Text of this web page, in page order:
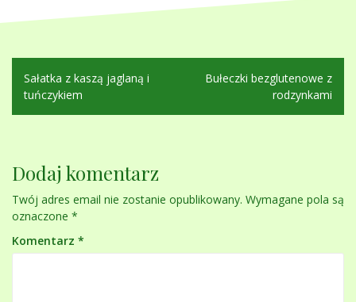
Nawigacja
wpisu
Sałatka z kaszą jaglaną i
tuńczykiem
Bułeczki bezglutenowe z
rodzynkami
Dodaj komentarz
Twój adres email nie zostanie opublikowany. Wymagane pola są
oznaczone *
Komentarz *